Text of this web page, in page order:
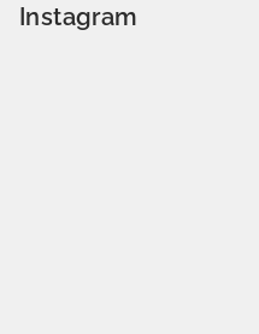
Instagram